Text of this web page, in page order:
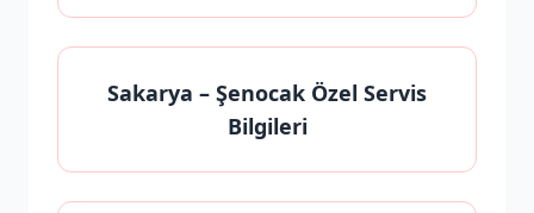
Sakarya – Şenocak Özel Servis
Bilgileri